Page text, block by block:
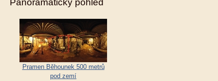
Panoramatický pohled
Pramen Běhounek 500 metrů
pod zemí